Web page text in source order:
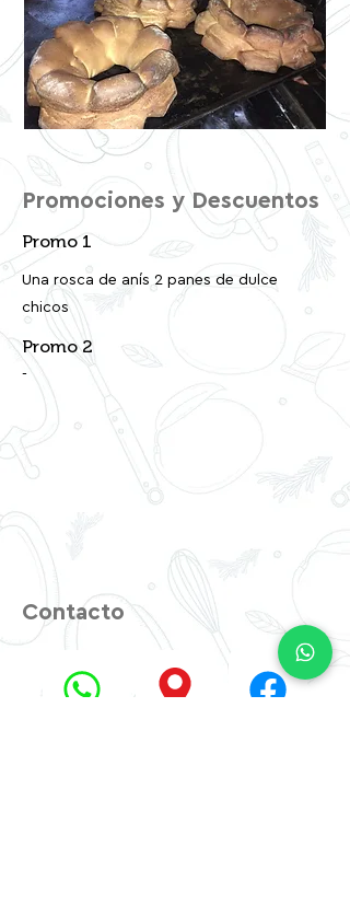
Promociones y Descuentos
Promo 1
Una rosca de anís 2 panes de dulce
chicos
Promo 2
-
Contacto